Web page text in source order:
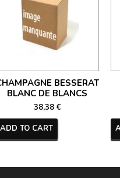
BESSERAT
BLANC DE BLANCS
38,38 €
ADD TO CART